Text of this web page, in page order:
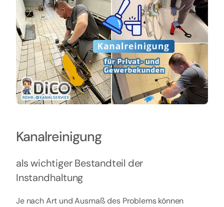
Kanalreinigung
als wichtiger Bestandteil der
Instandhaltung
Je nach Art und Ausmaß des Problems können